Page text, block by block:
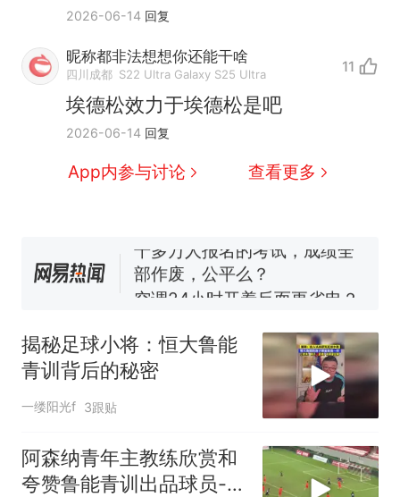
2026-06-14 回复
昵称都非法想想你还能干啥
四川成都 S22 Ultra Galaxy S25 Ultra 11
埃德松效力于埃德松是吧
2026-06-14 回复
App内参与讨论 查看更多
热 那个在床头放菜刀的女孩，
因老师一句“跟我回家”改写了
人生
新 搬家报价570元，搬到楼下
空调24小时开着反而更省电？
电力部门回应
试前13名均遭淘汰？教育局：
已叫停招聘，成立调查组全面
核查
“不建议大家买深色蛋糕”上热
搜，网友：天塌了！
那个在床头放菜刀的女孩，
人生
揭秘足球小将：恒大鲁能
青训背后的秘密
一缕阳光f 3跟贴
阿森纳青年主教练欣赏和
夸赞鲁能青训出品球员-张